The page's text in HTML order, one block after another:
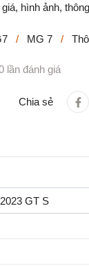
hình ảnh,
/ MG 7 /
lần đánh giá
Chia sẻ
GT S